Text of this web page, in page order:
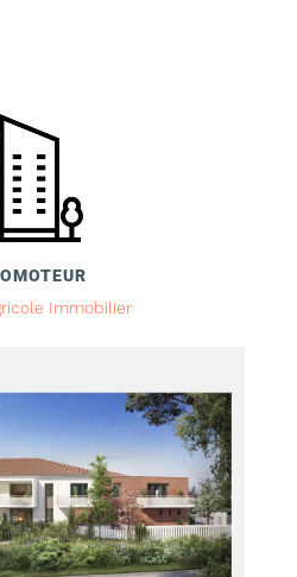
Immobilier